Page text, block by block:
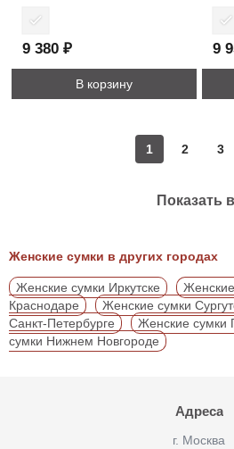
9 380 ₽
В корзину
9
1 2 3
Показать
Женские сумки в других городах
Женские сумки Иркутске
Краснодаре
Женские сумки
Санкт-Петербурге
Женские сумки
сумки Нижнем Новгороде
Адреса
г. Москва